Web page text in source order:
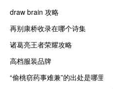
draw brain 攻略
再别康桥收录在哪个诗集
诸葛亮王者荣耀攻略
高档服装品牌
“偷桃窃药事难兼”的出处是哪里